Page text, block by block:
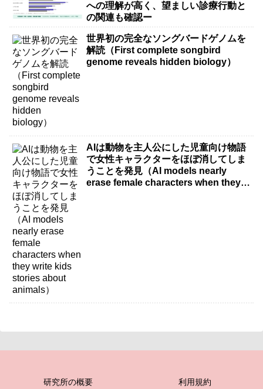
への理解が高く、望ましい診療行動と
の関連も確認ー
世界初の完全なソングバードゲノムを
解読（First complete songbird
genome reveals hidden biology）
AIは動物を主人公にした児童向け物語
で女性キャラクターをほぼ消してしま
うことを発見（AI models nearly
erase female characters when they
研究所の概要 利用規約